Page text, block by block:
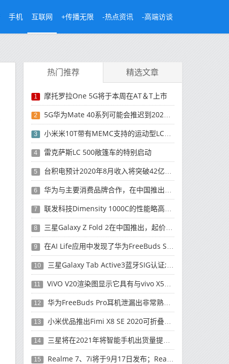
手机 互联网 +传播无限 -热点资讯 -高端访谈
热门推荐 精选文章
1 摩托罗拉One 5G将于本周在AT＆T上市
2 5G华为Mate 40系列可能会推迟到2021年
3 小米米10T带有MEMC支持的运动型LCD屏幕
4 雷克萨斯LC 500敞篷车的特别启动
5 台积电预计2020年8月收入将突破42亿美元，创历史新高
6 华为与主要消费品牌合作，在中国推出采用HarmonyOS 2.0的智能家居产品
7 联发科技Dimensity 1000C的性能略高于Snapdragon 765G
8 三星Galaxy Z Fold 2在中国推出，起价为16,999元
9 在AI Life应用中发现了华为FreeBuds Studio耳机
10 三星Galaxy Tab Active3蓝牙SIG认证; 发布可能快要结束了
11 ViVO V20渲染图显示它具有与vivo X50 Pro类似的后部设计
12 华为FreeBuds Pro耳机泄漏出非常熟悉的设计
13 小米优品推出Fimi X8 SE 2020可折叠无人机
14 三星将在2021年将智能手机出货量提高至3亿部
15 Realme 7、7i将于9月17日发布；Realme 7i的完整规格并导致泄漏